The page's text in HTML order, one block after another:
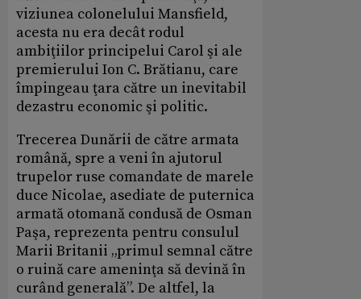
viziunea colonelului Mansfield,
acesta nu era decât rodul
ambiţiilor principelui Carol şi ale
premierului Ion C. Brătianu, care
împingeau ţara către un inevitabil
dezastru economic şi politic.
Trecerea Dunării de către armata
română, spre a veni în ajutorul
trupelor ruse comandate de marele
duce Nicolae, asediate de puternica
armată otomană condusă de Osman
Paşa, reprezenta pentru consulul
Marii Britanii „primul semnal către
o ruină care ameninţa să devină în
curând generală”. De altfel, la